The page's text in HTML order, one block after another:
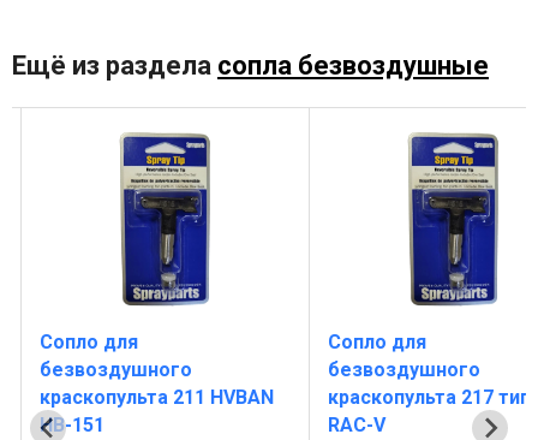
Ещё из раздела сопла безвоздушные
Сопло для
безвоздушного
краскопульта 211 HVBAN
HB-151
Сопло для
безвоздушного
краскопульта 217 тип
RAC-V